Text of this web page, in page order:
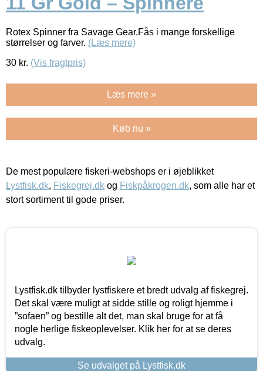
Rotex Spinner fra Savage Gear.Fås i mange forskellige
størrelser og farver. (Læs mere)
30 kr. (Vis fragtpris)
Læs mere »
Køb nu »
De mest populære fiskeri-webshops er i øjeblikket
Lystfisk.dk, Fiskegrej.dk og Fiskpåkrogen.dk, som alle har et
stort sortiment til gode priser.
Lystfisk.dk tilbyder lystfiskere et bredt udvalg af fiskegrej.
Det skal være muligt at sidde stille og roligt hjemme i
”sofaen” og bestille alt det, man skal bruge for at få
nogle herlige fiskeoplevelser. Klik her for at se deres
udvalg.
Se udvalget på Lystfisk.dk